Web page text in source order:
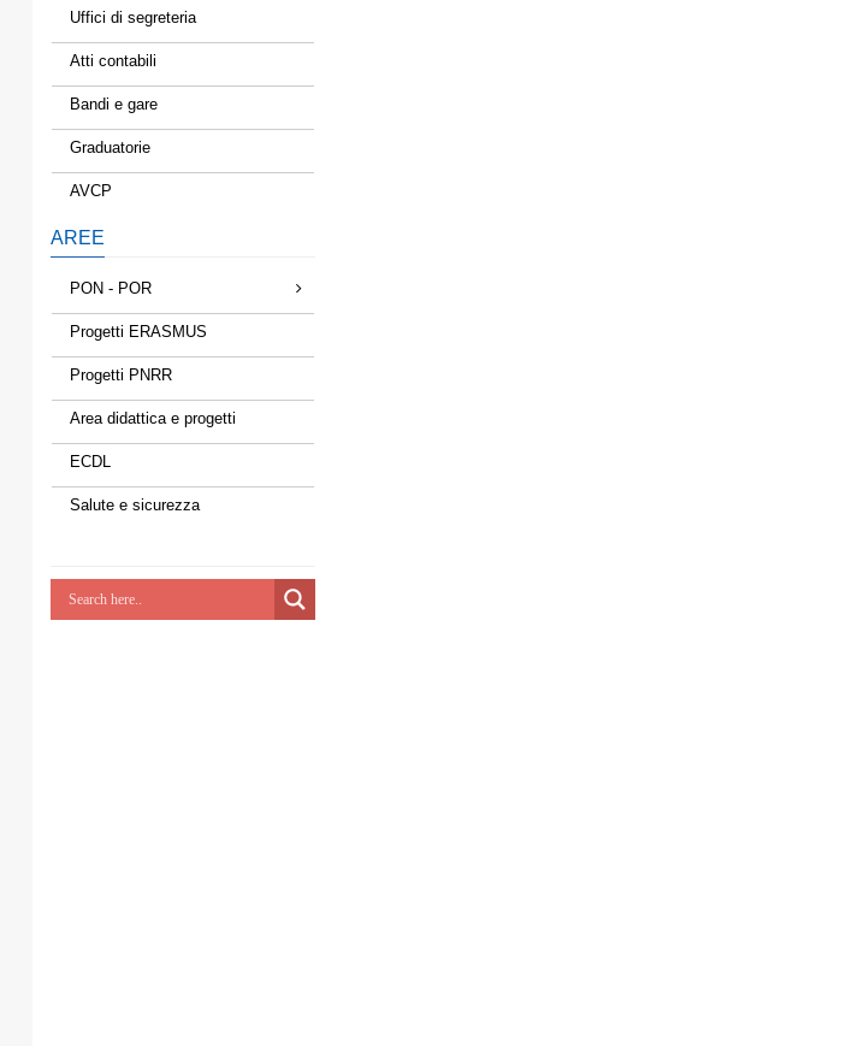
Uffici di segreteria
Atti contabili
Bandi e gare
Graduatorie
AVCP
AREE
PON - POR
Progetti ERASMUS
Progetti PNRR
Area didattica e progetti
ECDL
Salute e sicurezza